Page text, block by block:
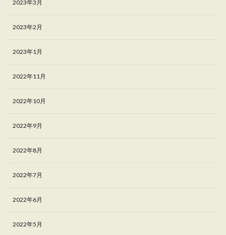
2023年3月
2023年2月
2023年1月
2022年11月
2022年10月
2022年9月
2022年8月
2022年7月
2022年6月
2022年5月